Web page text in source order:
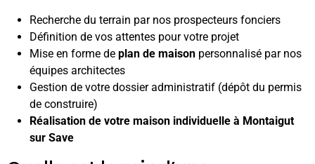
Recherche du terrain par nos prospecteurs fonciers
Définition de vos attentes pour votre projet
Mise en forme de plan de maison personnalisé par nos
équipes architectes
Gestion de votre dossier administratif (dépôt du permis
de construire)
Réalisation de votre maison individuelle à Montaigut
sur Save